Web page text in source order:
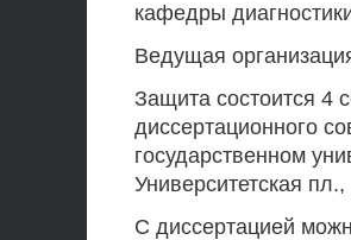
кафедры
Ведущая
Защита состоится 4
диссертационного
государственном
Университетская
С диссертацией